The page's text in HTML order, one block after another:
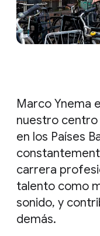
Marco Ynema
nuestro centro
en los Países
carrera
talento como
sonido, y
demás.